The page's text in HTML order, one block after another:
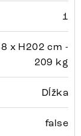
1
x H202 cm -
209 kg
Dĺžka
false